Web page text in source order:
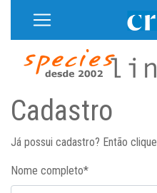
Cadastro
Já possui cadastro? Então clique
Nome completo*